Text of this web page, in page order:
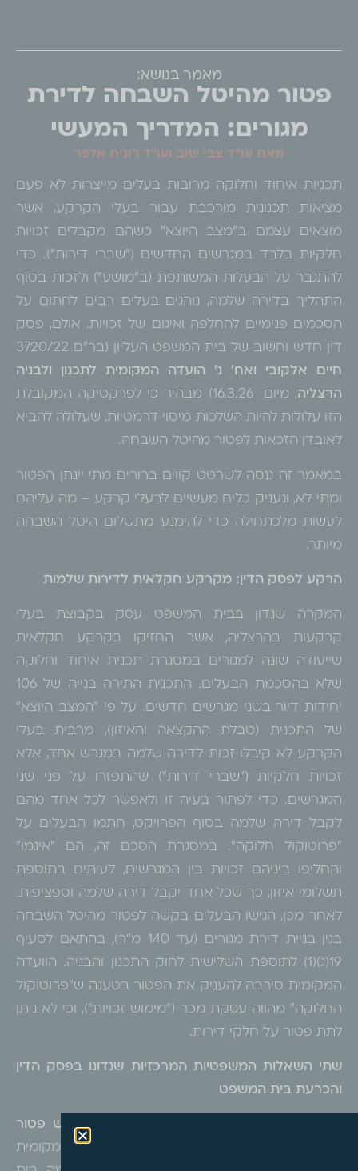
מאמר בנושא:
פטור מהיטל השבחה לדירת
מגורים: המדריך המעשי
מאת עו"ד צבי שוב ועו"ד רונית אלפר
תכניות איחוד וחלוקה מרובות בעלים מייצרות לא פעם
מציאות תכנונית מורכבת עבור בעלי הקרקע, אשר
מוצאים עצמם ב"מצב היוצא" כשהם מקבלים זכויות
חלקיות בלבד במגרשים החדשים ("שברי דירות"). כדי
להתגבר על הבעלות המשותפת (ב"מושע") ולזכות בסוף
התהליך בדירה שלמה, נוהגים בעלים רבים לחתום על
הסכמים פנימיים להחלפה ואיגום של זכויות. אולם, פסק
דין חדש וחשוב של בית המשפט העליון (בר"ם 3720/22
חיים אלקובי ואח' נ' הועדה המקומית לתכנון ולבניה
הרצליה
, מיום 16.3.26) מבהיר כי לפרקטיקה המקובלת
הזו עלולות להיות השלכות מיסוי דרמטיות, שעלולה להביא
לאובדן הזכאות לפטור מהיטל השבחה.
במאמר זה ננסה לשרטט קווים ברורים מתי יינתן הפטור
ומתי לא, ונעניק כלים מעשיים לבעלי קרקע – מה עליהם
לעשות מלכתחילה כדי להימנע מתשלום היטל השבחה
מיותר.
הרקע לפסק הדין: מקרקע חקלאית לדירות שלמות
המקרה שנדון בבית המשפט עסק בקבוצת בעלי
קרקעות בהרצליה, אשר החזיקו בקרקע חקלאית
שייעודה שונה למגורים במסגרת תכנית איחוד וחלוקה
שלא בהסכמת הבעלים. התכנית התירה בנייה של 106
יחידות דיור בשני מגרשים חדשים. על פי "המצב היוצא"
של התכנית (טבלת ההקצאה והאיזון), מרבית בעלי
הקרקע לא קיבלו זכות לדירה שלמה במגרש אחד, אלא
זכויות חלקיות ("שברי דירות") שהתפזרו על פני שני
המגרשים. כדי לפתור בעיה זו ולאפשר לכל אחד מהם
לקבל דירה שלמה בסוף הפרויקט, חתמו הבעלים על
"פרוטוקול חלוקה". במסגרת הסכם זה, הם "איגמו"
והחליפו ביניהם זכויות בין המגרשים, לעיתים בתוספת
תשלומי איזון, כך שכל אחד יקבל דירה שלמה וספציפית.
לאחר מכן, הגישו הבעלים בקשה לפטור מהיטל השבחה
בגין בניית דירת מגורים (עד 140 מ"ר), בהתאם לסעיף
19(ג)(1) לתוספת השלישית לחוק התכנון והבניה. הוועדה
המקומית סירבה להעניק את הפטור בטענה ש"פרוטוקול
החלוקה" מהווה עסקת מכר ("מימוש זכויות"), וכי לא ניתן
לתת פטור על חלקי דירות.
שתי השאלות המשפטיות המרכזיות שנדונו בפסק הדין
והכרעת בית המשפט
השאלה הראשונה שנדונה היא, האם ניתן לבקש פטור
? הוועדה המקומית